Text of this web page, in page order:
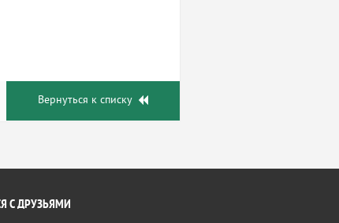
Вернуться к списку
С ДРУЗЬЯМИ